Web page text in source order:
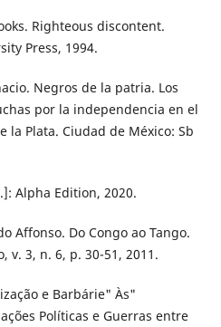
Righteous discontent.
Press, 1994.
Negros de la patria. Los
por la independencia en el
Plata. Ciudad de México: Sb
Alpha Edition, 2020.
Affonso. Do Congo ao Tango.
v. 3, n. 6, p. 30-51, 2011.
e Barbárie" Às"
Políticas e Guerras entre